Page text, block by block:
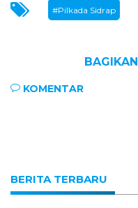
#Pilkada Sidrap
BAGIKAN
KOMENTAR
BERITA TERBARU